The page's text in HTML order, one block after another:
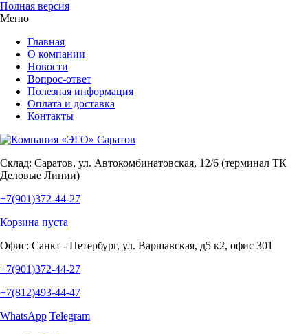
Полная версия
Меню
Главная
О компании
Новости
Вопрос-ответ
Полезная информация
Оплата и доставка
Контакты
Склад: Саратов, ул. Автокомбинатовская, 12/6 (терминал ТК
Деловые Линии)
+7(901)372-44-27
Корзина пуста
Офис: Санкт - Петербург, ул. Варшавская, д5 к2, офис 301
+7(901)372-44-27
+7(812)493-44-47
WhatsApp Telegram